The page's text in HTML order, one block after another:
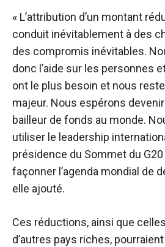
« L’attribution d’un montant
conduit inévitablement à des
des compromis inévitables.
donc l’aide sur les personnes
ont le plus besoin et nous
majeur. Nous espérons
bailleur de fonds au monde.
utiliser le leadership
présidence du Sommet du
façonner l’agenda mondial de
elle ajouté.
Ces réductions, ainsi que
d’autres pays riches,